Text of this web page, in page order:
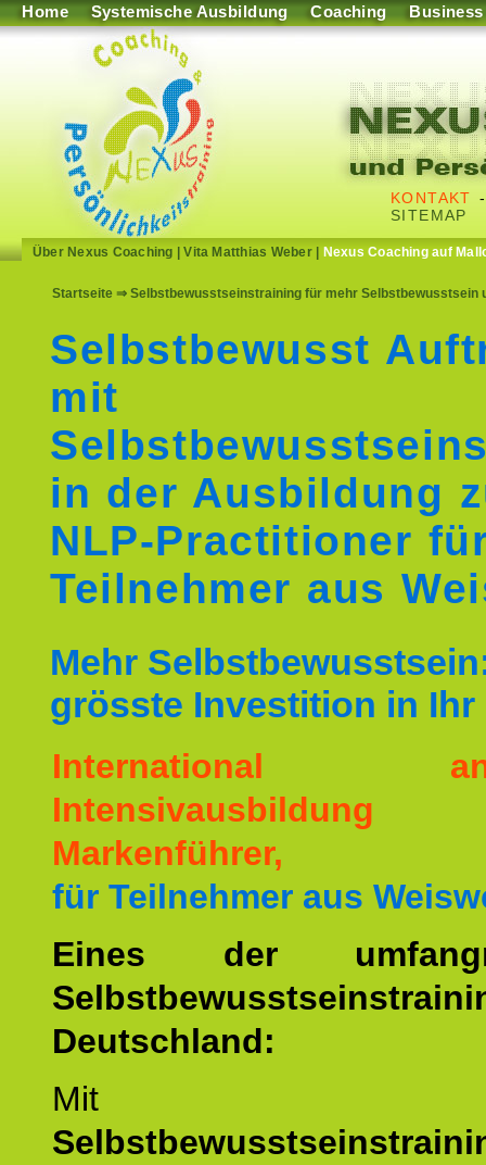
Home Systemische Ausbildung Coaching Business
KONTAKT
SITEMAP
Über Nexus Coaching |Vita Matthias Weber| Nexus Coaching auf
Startseite ⇒ Selbstbewusstseinstraining für mehr Selbstbewusstsein
Selbstbewusst
mit
in der Ausbildung
NLP-Practitioner
Teilnehmer aus
Mehr
grösste Investition in Ihr
International
Markenführer,
für Teilnehmer aus
Eines der
Deutschland:
Mit